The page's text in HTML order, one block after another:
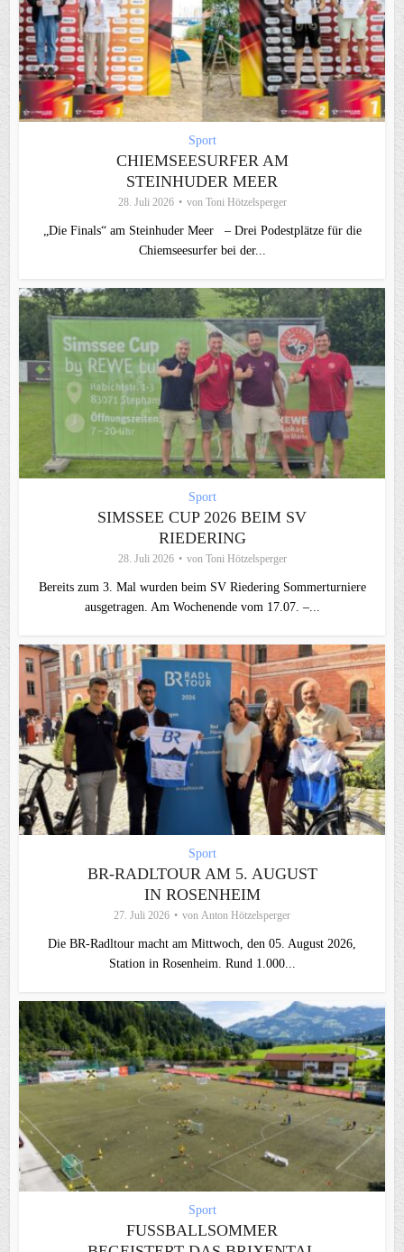
Sport
CHIEMSEESURFER AM
STEINHUDER MEER
28. Juli 2026 von Toni Hötzelsperger
„Die Finals“ am Steinhuder Meer – Drei Podestplätze für die
Chiemseesurfer bei der...
Sport
SIMSSEE CUP 2026 BEIM SV
RIEDERING
28. Juli 2026 von Toni Hötzelsperger
Bereits zum 3. Mal wurden beim SV Riedering Sommerturniere
ausgetragen. Am Wochenende vom 17.07. –...
Sport
BR-RADLTOUR AM 5. AUGUST
IN ROSENHEIM
27. Juli 2026 von Anton Hötzelsperger
Die BR-Radltour macht am Mittwoch, den 05. August 2026,
Station in Rosenheim. Rund 1.000...
Sport
FUSSBALLSOMMER B